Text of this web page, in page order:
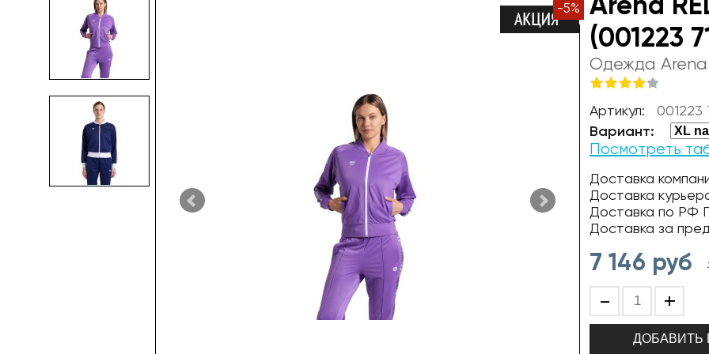
-5%
(001223
Одежда
Артикул:
Вариант:
Посмотреть
Доставка
Доставка
Доставка по РФ
Доставка за
7 146 руб
- +